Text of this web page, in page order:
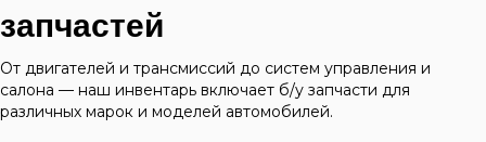
запчастей
От двигателей и трансмиссий до систем управления и
салона — наш инвентарь включает б/у запчасти для
различных марок и моделей автомобилей.